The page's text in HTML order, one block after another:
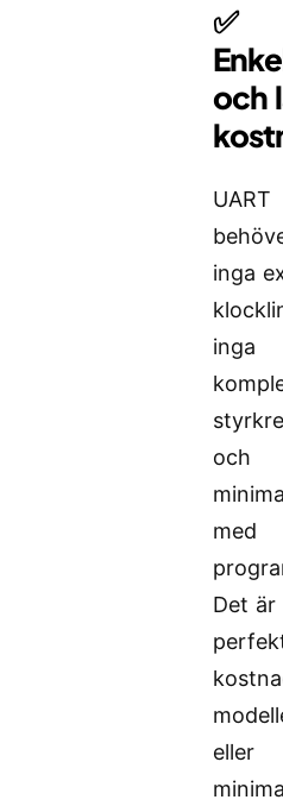
✅
och
UART
inga
inga
och
med
Det är
eller